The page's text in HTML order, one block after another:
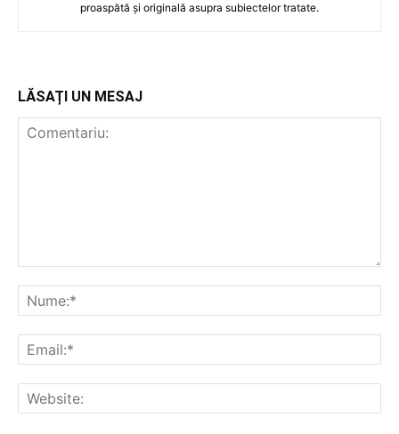
proaspătă și originală asupra subiectelor tratate.
LĂSAȚI UN MESAJ